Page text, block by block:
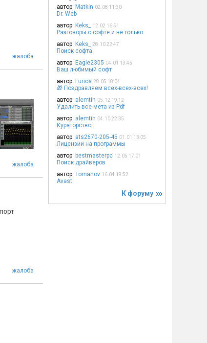
жалоба
жалоба
жалоба
автор: Matkin 02.08 11:30
Dr. Web
автор: Keks_ 12.02 16:51
Разговоры о софте и не только
автор: Keks_ 28.10 22:47
Поиск софта
автор: Eagle2305 04.01 13:45
Ваш любимый софт
автор: Furios 28.05 18:04
🎁 Поздравляем всех-всех-всех!
автор: alemtin 05.12 19:12
Удалить все мета из Pdf
автор: alemtin 04.10 22:35
Кураторство
автор: ats2670-205-45 01.01 13:05
Лицензии на программы
автор: bestmasterpc 12.05 17:01
Поиск драйверов
автор: Tomanov 16.04 19:52
Avast
К форуму